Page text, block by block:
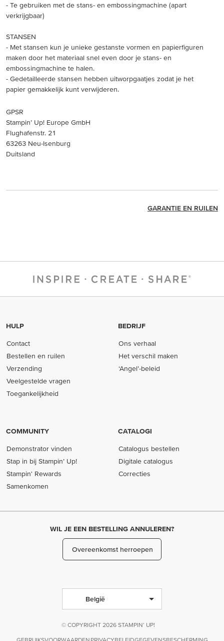
- Te gebruiken met de stans- en embossingmachine (apart
verkrijgbaar)
STANSEN
- Met stansen kun je unieke gestanste vormen en papierfiguren
maken door het materiaal snel even door je stans- en
embossingmachine te halen.
- Gedetailleerde stansen hebben uitworpgaatjes zodat je het
papier gemakkelijk kunt verwijderen.
GPSR
Stampin’ Up! Europe GmbH
Flughafenstr. 21
63263 Neu-Isenburg
Duitsland
GARANTIE EN RUILEN
HULP
Contact
Bestellen en ruilen
Verzending
Veelgestelde vragen
Toegankelijkheid
BEDRIJF
Ons verhaal
Het verschil maken
‘Angel’-beleid
COMMUNITY
Demonstrator vinden
Stap in bij Stampin’ Up!
Stampin' Rewards
Samenkomen
CATALOGI
Catalogus bestellen
Digitale catalogus
Correcties
WIL JE EEN BESTELLING ANNULEREN?
Overeenkomst herroepen
België
© COPYRIGHT 2026 STAMPIN’ UP!